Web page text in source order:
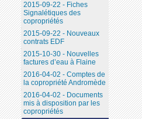
2015-09-22 - Fiches
Signalétiques des
copropriétés
2015-09-22 - Nouveaux
contrats EDF
2015-10-30 - Nouvelles
factures d’eau à Flaine
2016-04-02 - Comptes de
la copropriété Andromède
2016-04-02 - Documents
mis à disposition par les
copropriétés